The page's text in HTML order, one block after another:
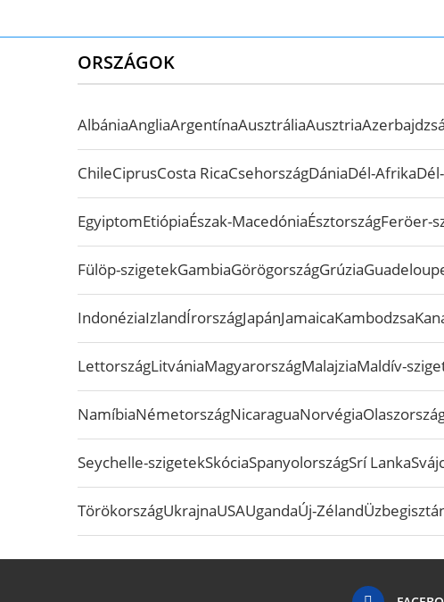
ORSZÁGOK
AlbániaAngliaArgentínaAusztráliaAusztria
ChileCiprusCosta RicaCsehországDániaDél-Afrika
EgyiptomEtiópiaÉszak-MacedóniaÉsztországFeröer-
Fülöp-szigetekGambiaGörögországGrúzia
IndonéziaIzlandÍrországJapánJamaicaKambodzsa
LettországLitvániaMagyarországMalajziaMaldív-
NamíbiaNémetországNicaraguaNorvégia
Seychelle-szigetekSkóciaSpanyolországSrí Lanka
TörökországUkrajnaUSAUgandaÚj-Zéland